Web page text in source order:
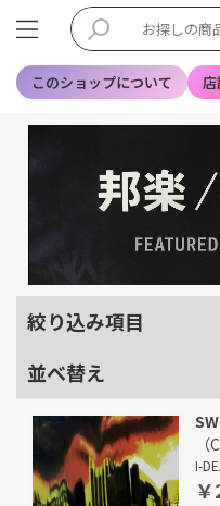
このショップについて
絞り込み項目
並べ替え
（
I-